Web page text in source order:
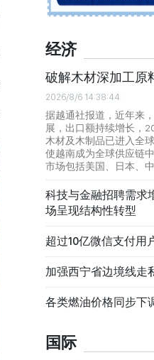
经济
破解木材深加工原
2026/8/6 14:38:44
据越通社报道，近年来
展，出口额持续增长，
木材及木制品已进入全
使越南成为全球供应链
市场包括美国、日本、
科技与金融招聘需求
场呈现结构性转型
超过10亿微信支付用
加强西宁省边境线走
各类燃油价格同步下
国际